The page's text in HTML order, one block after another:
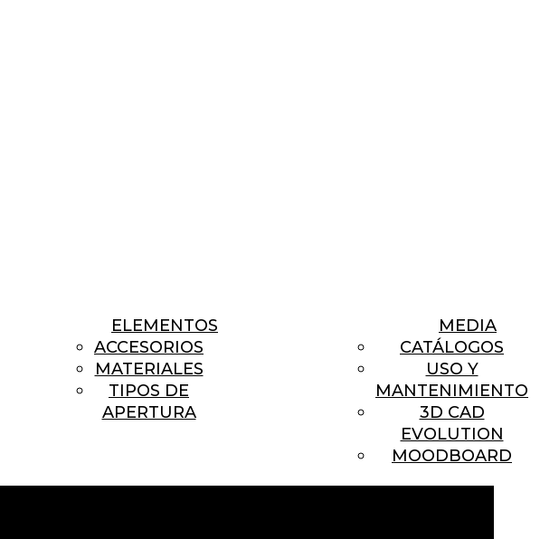
ELEMENTOS
ACCESORIOS
MATERIALES
TIPOS DE
APERTURA
MEDIA
CATÁLOGOS
USO Y
MANTENIMIENTO
3D CAD
EVOLUTION
MOODBOARD